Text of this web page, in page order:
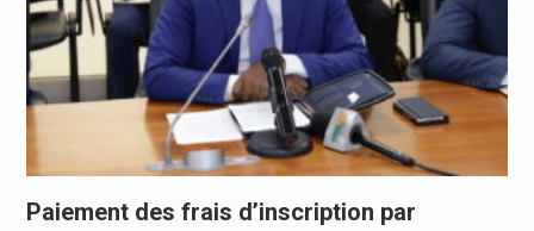
Paiement des frais d’inscription par